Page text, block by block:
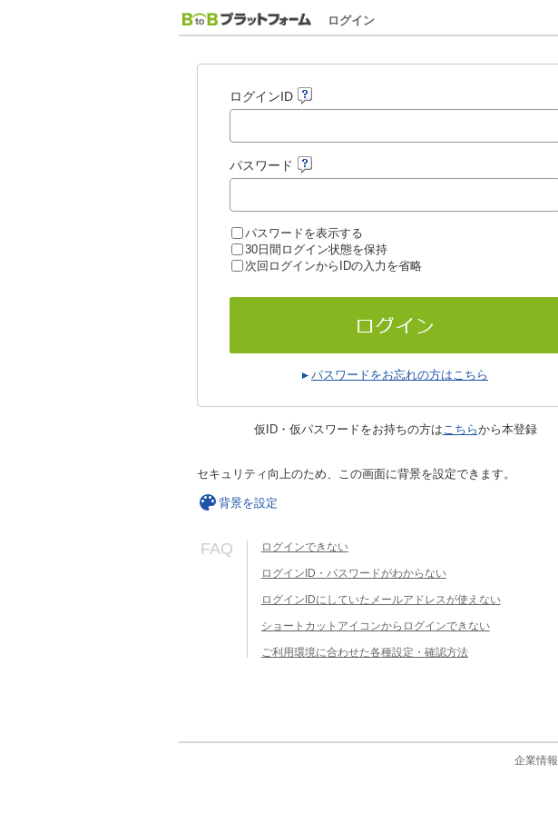
ログイン
ログインID
パスワード
パスワードを表示する
30日間ログイン状態を保持
次回ログインからIDの入力を省略
パスワードをお忘れの方はこちら
仮ID・仮パスワードをお持ちの方はこちらから本登録
セキュリティ向上のため、この画面に背景を設定できます。
背景を設定
FAQ ログインできない
ログインID・パスワードがわからない
ログインIDにしていたメールアドレスが使えない
ショートカットアイコンからログインできない
ご利用環境に合わせた各種設定・確認方法
企業情報